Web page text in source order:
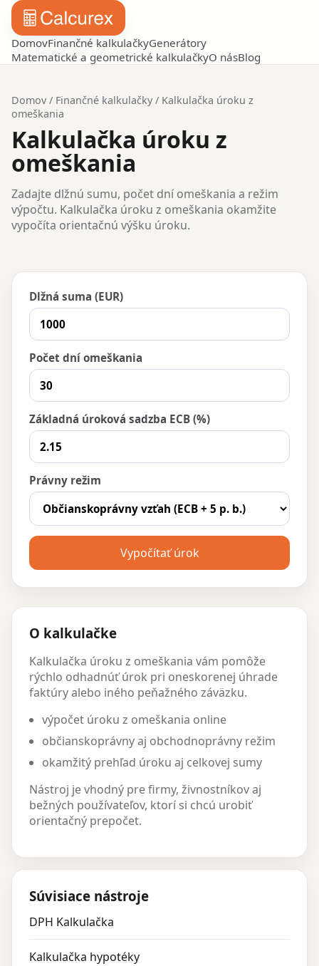
DomovFinančné kalkulačkyGenerátory
Matematické a geometrické kalkulačkyO násBlog
Domov / Finančné kalkulačky / Kalkulačka úroku z
omeškania
Kalkulačka úroku z
omeškania
Zadajte dlžnú sumu, počet dní omeškania a režim
výpočtu. Kalkulačka úroku z omeškania okamžite
vypočíta orientačnú výšku úroku.
Dlžná suma (EUR)
Počet dní omeškania
Základná úroková sadzba ECB (%)
Právny režim
Vypočítať úrok
O kalkulačke
Kalkulačka úroku z omeškania vám pomôže
rýchlo odhadnúť úrok pri oneskorenej úhrade
faktúry alebo iného peňažného záväzku.
výpočet úroku z omeškania online
občianskoprávny aj obchodnoprávny režim
okamžitý prehľad úroku aj celkovej sumy
Nástroj je vhodný pre firmy, živnostníkov aj
bežných používateľov, ktorí si chcú urobiť
orientačný prepočet.
Súvisiace nástroje
DPH Kalkulačka
Kalkulačka hypotéky